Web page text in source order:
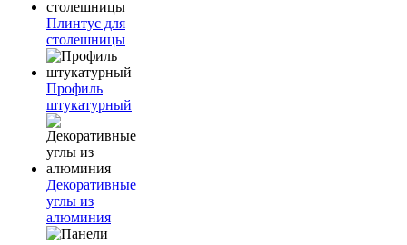
Плинтус для
столешницы
Профиль
штукатурный
Декоративные
углы из
алюминия